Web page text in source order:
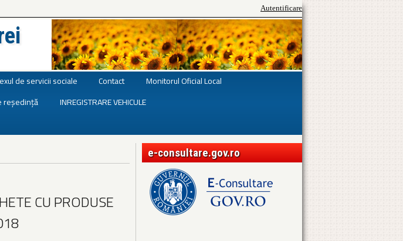
Autentificare
de servicii sociale Contact
Monitorul Oficial Local
reședință
INREGISTRARE VEHICULE
CU PRODUSE
e-consultare.gov.ro